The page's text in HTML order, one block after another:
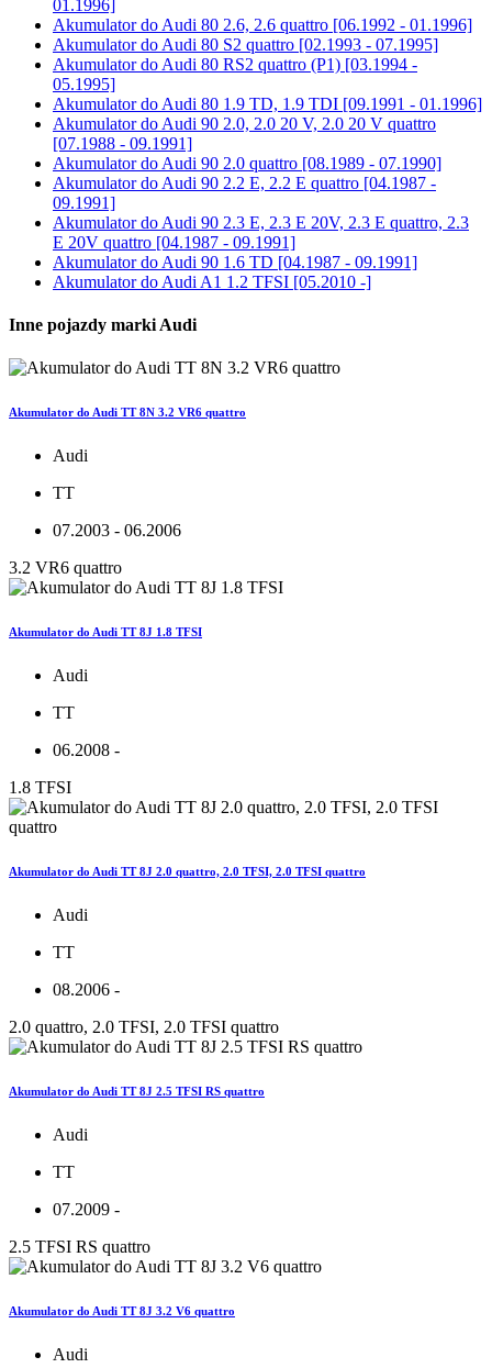
01.1996]
Akumulator do Audi 80 2.6, 2.6 quattro [06.1992 - 01.1996]
Akumulator do Audi 80 S2 quattro [02.1993 - 07.1995]
Akumulator do Audi 80 RS2 quattro (P1) [03.1994 -
05.1995]
Akumulator do Audi 80 1.9 TD, 1.9 TDI [09.1991 - 01.1996]
Akumulator do Audi 90 2.0, 2.0 20 V, 2.0 20 V quattro
[07.1988 - 09.1991]
Akumulator do Audi 90 2.0 quattro [08.1989 - 07.1990]
Akumulator do Audi 90 2.2 E, 2.2 E quattro [04.1987 -
09.1991]
Akumulator do Audi 90 2.3 E, 2.3 E 20V, 2.3 E quattro, 2.3
E 20V quattro [04.1987 - 09.1991]
Akumulator do Audi 90 1.6 TD [04.1987 - 09.1991]
Akumulator do Audi A1 1.2 TFSI [05.2010 -]
Inne pojazdy marki Audi
Akumulator do Audi TT 8N 3.2 VR6 quattro
Audi
TT
07.2003 - 06.2006
3.2 VR6 quattro
Akumulator do Audi TT 8J 1.8 TFSI
Audi
TT
06.2008 -
1.8 TFSI
Akumulator do Audi TT 8J 2.0 quattro, 2.0 TFSI, 2.0 TFSI quattro
Audi
TT
08.2006 -
2.0 quattro, 2.0 TFSI, 2.0 TFSI quattro
Akumulator do Audi TT 8J 2.5 TFSI RS quattro
Audi
TT
07.2009 -
2.5 TFSI RS quattro
Akumulator do Audi TT 8J 3.2 V6 quattro
Audi